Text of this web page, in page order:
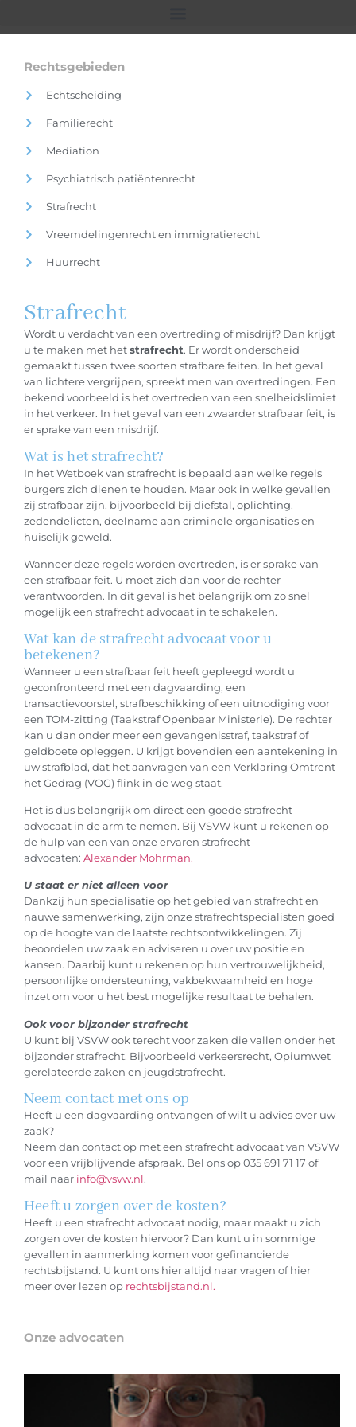
Rechtsgebieden
Echtscheiding
Familierecht
Mediation
Psychiatrisch patiëntenrecht
Strafrecht
Vreemdelingenrecht en immigratierecht
Huurrecht
Strafrecht
Wordt u verdacht van een overtreding of misdrijf? Dan krijgt
u te maken met hetstrafrecht. Er wordt onderscheid
gemaakt tussen twee soorten strafbare feiten. In het geval
van lichtere vergrijpen, spreekt men van overtredingen. Een
bekend voorbeeld is het overtreden van een snelheidslimiet
in het verkeer. In het geval van een zwaarder strafbaar feit, is
er sprake van een misdrijf.
Wat is het strafrecht?
In het Wetboek van strafrecht is bepaald aan welke regels
burgers zich dienen te houden. Maar ook in welke gevallen
zij strafbaar zijn, bijvoorbeeld bij diefstal, oplichting,
zedendelicten, deelname aan criminele organisaties en
huiselijk geweld.
Wanneer deze regels worden overtreden, is er sprake van
een strafbaar feit. U moet zich dan voor de rechter
verantwoorden. In dit geval is het belangrijk om zo snel
mogelijk een strafrecht advocaat in te schakelen.
Wat kan de strafrecht advocaat voor u
betekenen?
Wanneer u een strafbaar feit heeft gepleegd wordt u
geconfronteerd met een dagvaarding, een
transactievoorstel, strafbeschikking of een uitnodiging voor
een TOM-zitting (Taakstraf Openbaar Ministerie). De rechter
kan u dan onder meer een gevangenisstraf, taakstraf of
geldboete opleggen. U krijgt bovendien een aantekening in
uw strafblad, dat het aanvragen van een Verklaring Omtrent
het Gedrag (VOG) flink in de weg staat.
Het is dus belangrijk om direct een goede strafrecht
advocaat in de arm te nemen. Bij VSVW kunt u rekenen op
de hulp van een van onze ervaren strafrecht
advocaten: Alexander Mohrman.
U staat er niet alleen voor
Dankzij hun specialisatie op het gebied van strafrecht en
nauwe samenwerking, zijn onze strafrechtspecialisten goed
op de hoogte van de laatste rechtsontwikkelingen. Zij
beoordelen uw zaak en adviseren u over uw positie en
kansen. Daarbij kunt u rekenen op hun vertrouwelijkheid,
persoonlijke ondersteuning, vakbekwaamheid en hoge
inzet om voor u het best mogelijke resultaat te behalen.
Ook voor bijzonder strafrecht
U kunt bij VSVW ook terecht voor zaken die vallen onder het
bijzonder strafrecht. Bijvoorbeeld verkeersrecht, Opiumwet
gerelateerde zaken en jeugdstrafrecht.
Neem contact met ons op
Heeft u een dagvaarding ontvangen of wilt u advies over uw
zaak?
Neem dan contact op met een strafrecht advocaat van VSVW
voor een vrijblijvende afspraak. Bel ons op 035 691 71 17 of
mail naar info@vsvw.nl.
Heeft u zorgen over de kosten?
Heeft u een strafrecht advocaat nodig, maar maakt u zich
zorgen over de kosten hiervoor? Dan kunt u in sommige
gevallen in aanmerking komen voor gefinancierde
rechtsbijstand. U kunt ons hier altijd naar vragen of hier
meer over lezen op rechtsbijstand.nl.
Onze advocaten